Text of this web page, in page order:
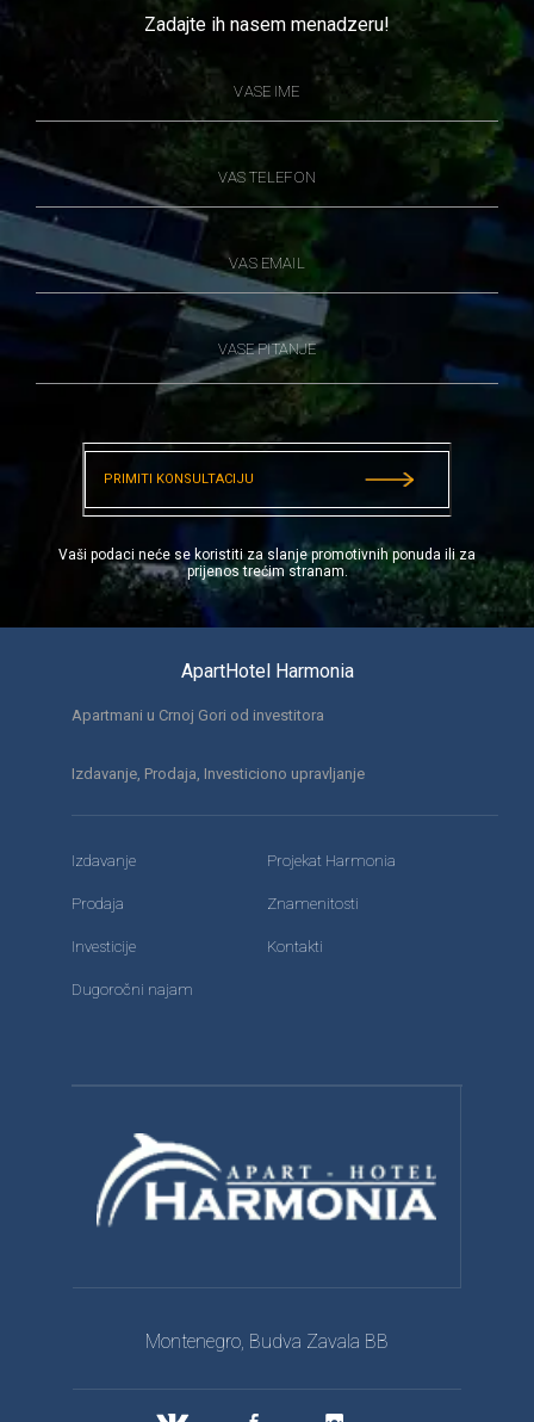
Zadajte ih nasem menadzeru!
VASE IME
VAS TELEFON
VAS EMAIL
VASE PITANJE
PRIMITI KONSULTACIJU
Vaši podaci neće se koristiti za slanje promotivnih ponuda ili za
prijenos trećim stranam.
ApartHotel Harmonia
Apartmani u Crnoj Gori od investitora
Izdavanje, Prodaja, Investiciono upravljanje
Izdavanje
Prodaja
Investicije
Dugoročni najam
Projekat Harmonia
Znamenitosti
Kontakti
Montenegro, Budva Zavala BB